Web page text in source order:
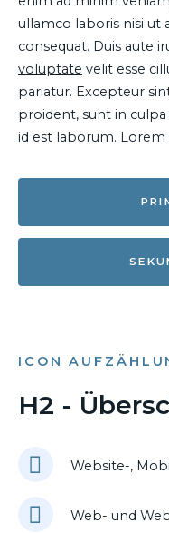
ullamco laboris nisi ut
consequat. Duis aute
voluptate velit esse
pariatur. Excepteur
proident, sunt in
id est laborum.
ICON
H2 -
Website-,
Web- und